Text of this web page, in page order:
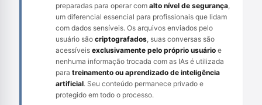
preparadas para operar com alto nível de segurança
um diferencial essencial para profissionais que lidam
com dados sensíveis. Os arquivos enviados pelo
usuário são criptografados , suas conversas são
acessíveis exclusivamente pelo próprio usuário e
nenhuma informação trocada com as IAs é utilizada
para treinamento ou aprendizado de inteligência
artificial. Seu conteúdo permanece privado e
protegido em todo o processo.